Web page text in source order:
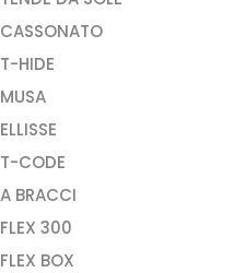
CASSONATO
T-HIDE
MUSA
ELLISSE
T-CODE
A BRACCI
FLEX 300
FLEX BOX